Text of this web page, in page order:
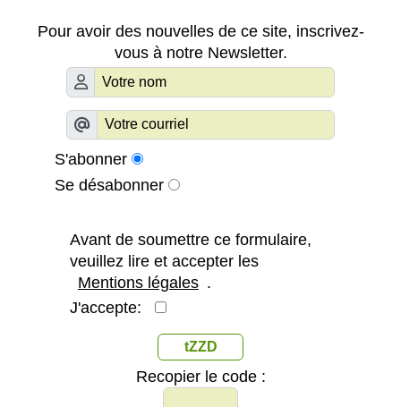
Pour avoir des nouvelles de ce site, inscrivez-
vous à notre Newsletter.
S'abonner
Se désabonner
Avant de soumettre ce formulaire,
veuillez lire et accepter les
Mentions légales .
J'accepte:
tZZD
Recopier le code :